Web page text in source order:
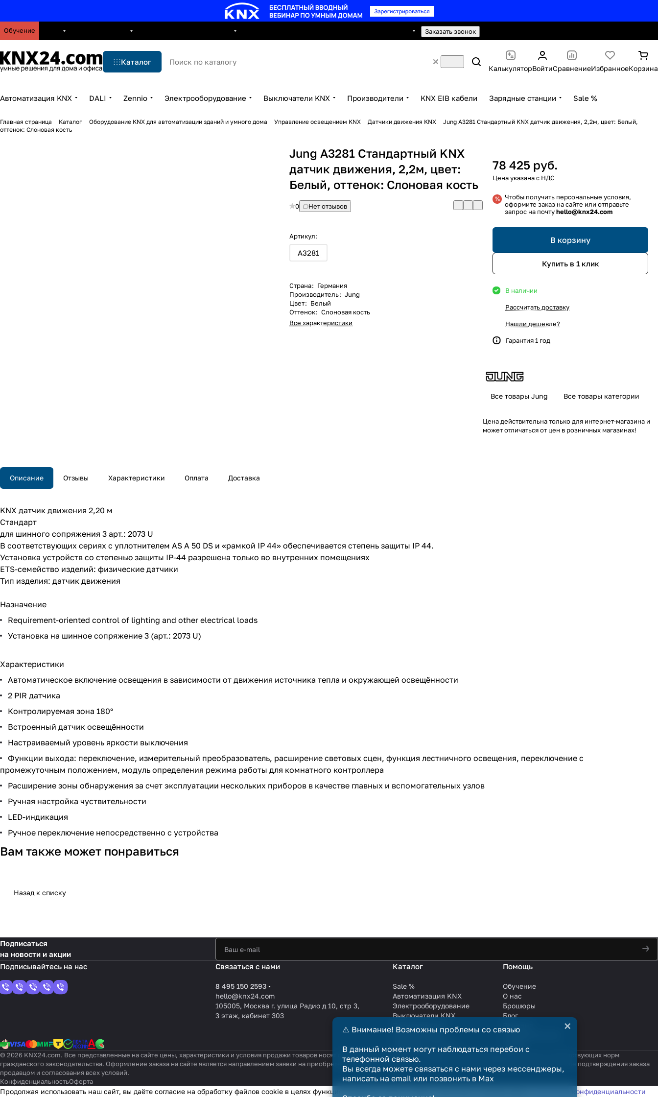
Обучение Заказать звонок
Каталог
КалькуляторВойтиСравнениеИзбранноеКорзина
Автоматизация KNX DALI Zennio Электрооборудование Выключатели KNX Производители KNX EIB кабели Зарядные станции Sale %
Главная страница Каталог Оборудование KNX для автоматизации зданий и умного дома Управление освещением KNX Датчики движения KNX
Jung A3281 Стандартный KNX датчик движения, 2,2м, цвет: Белый,
оттенок: Слоновая кость
Jung A3281 Стандартный KNX
датчик движения, 2,2м, цвет:
Белый, оттенок: Слоновая кость
0 Нет отзывов
Артикул:
A3281
Страна: Германия
Производитель: Jung
Цвет: Белый
Оттенок: Слоновая кость
Все характеристики
78 425 руб.
Чтобы получить персональные условия,
оформите заказ на сайте или отправьте
запрос на почтуhello@knx24.com
В корзину
Купить в 1 клик
В наличии
Рассчитать доставку
Нашли дешевле?
Гарантия 1 год
Все товары Jung Все товары категории
Цена действительна только для интернет-магазина и
может отличаться от цен в розничных магазинах!
Описание Отзывы Характеристики Оплата Доставка
KNX датчик движения 2,20 м
Стандарт
для шинного сопряжения 3 арт.: 2073 U
В соответствующих сериях с уплотнителем AS A 50 DS и «рамкой IP 44» обеспечивается степень защиты IP 44.
Установка устройств со степенью защиты IP-44 разрешена только во внутренних помещениях
ETS-семейство изделий: физические датчики
Тип изделия: датчик движения
Назначение
Requirement-oriented control of lighting and other electrical loads
Установка на шинное сопряжение 3 (арт.: 2073 U)
Характеристики
Автоматическое включение освещения в зависимости от движения источника тепла и окружающей освещённости
2 PIR датчика
Контролируемая зона 180°
Встроенный датчик освещённости
Настраиваемый уровень яркости выключения
Функции выхода: переключение, измерительный преобразователь, расширение световых сцен, функция лестничного освещения, переключение с
промежуточным положением, модуль определения режима работы для комнатного контроллера
Расширение зоны обнаружения за счет эксплуатации нескольких приборов в качестве главных и вспомогательных узлов
Ручная настройка чуствительности
LED-индикация
Ручное переключение непосредственно с устройства
Вам также может понравиться
Назад к списку
Подписаться
на новости и акции
Связаться с нами
8 495 150 2593
hello@knx24.com
105005, Москва г. улица Радио д 10, стр 3,
3 этаж, кабинет 303
Каталог
Sale %
Автоматизация KNX
Электрооборудование
Выключатели KNX
Производители
KNX EIB кабели
Зарядные станции
Помощь
Обучение
О нас
Брошюры
Блог
Сотрудничество
Услуги
© 2026 KNX24.com. Все представленные на сайте цены, характеристики и условия продажи товаров носят справочный характер и не являются публичной офертой в смысле соответствующих норм
гражданского законодательства. Оформление заказа на сайте является направлением заявки на приобретение товара. Договор купли-продажи считается заключённым только после подтверждения заказа
продавцом и согласования всех условий.
КонфиденциальностьОферта
⚠️ Внимание! Возможны проблемы со связью
В данный момент могут наблюдаться перебои с
телефонной связью.
Вы всегда можете связаться с нами через мессенджеры,
написать на email или позвонить в Max
×
Продолжая использовать наш сайт, вы даёте согласие на обработку файлов cookie в целях функционирования сайта и сбора статистики в соответствии с политикой конфиденциальности